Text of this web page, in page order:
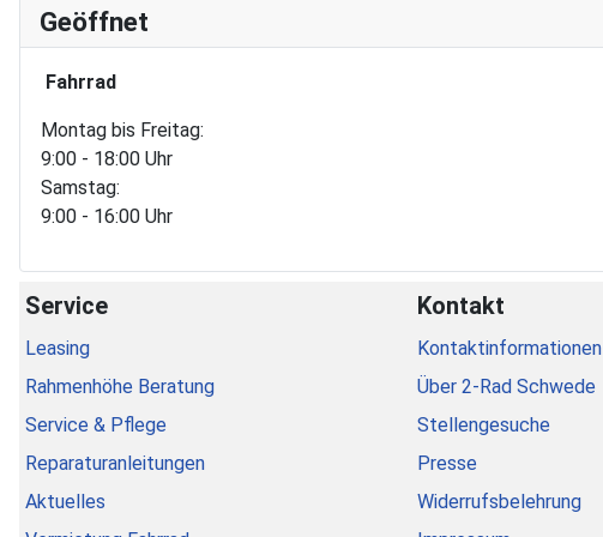
Geöffnet
Fahrrad
Montag bis Freitag:
9:00 - 18:00 Uhr
Samstag:
9:00 - 16:00 Uhr
Service
Leasing
Rahmenhöhe Beratung
Service & Pflege
Reparaturanleitungen
Aktuelles
Kontakt
Kontaktinformationen
Über 2-Rad Schwede
Stellengesuche
Presse
Widerrufsbelehrung